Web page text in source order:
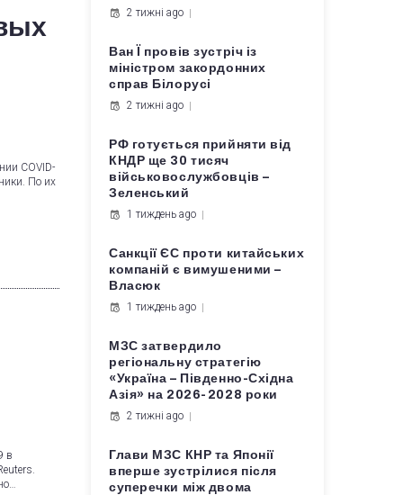
CОVID-
По их
в
2 тижні ago
Ван Ї провів зустріч із
міністром закордонних
справ Білорусі
2 тижні ago
РФ готується прийняти від
КНДР ще 30 тисяч
військовослужбовців –
Зеленський
1 тиждень ago
Санкції ЄС проти китайських
компаній є вимушеними –
Власюк
1 тиждень ago
МЗС затвердило
регіональну стратегію
«Україна – Південно-Східна
Азія» на 2026-2028 роки
2 тижні ago
Глави МЗС КНР та Японії
вперше зустрілися після
суперечки між двома